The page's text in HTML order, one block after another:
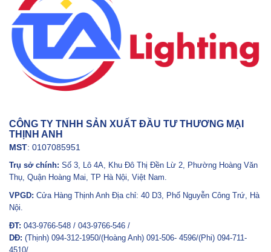
CÔNG TY TNHH SẢN XUẤT ĐẦU TƯ THƯƠNG MẠI
THỊNH ANH
MST: 0107085951
Trụ sở chính: Số 3, Lô 4A, Khu Đô Thị Đền Lừ 2, Phường Hoàng Văn
Thụ, Quận Hoàng Mai, TP Hà Nội, Việt Nam.
VPGD: Cửa Hàng Thịnh Anh Địa chỉ: 40 D3, Phố Nguyễn Công Trứ, Hà
Nội.
ĐT: 043-9766-548 / 043-9766-546 /
DĐ: (Thịnh) 094-312-1950/(Hoàng Anh) 091-506- 4596/(Phi) 094-711-
4510/